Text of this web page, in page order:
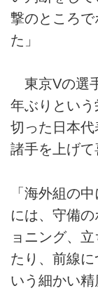
撃のところ
た」
東京Vの選
年ぶりとい
切った日本
諸手を上げて
「海外組の
には、守備
ョニング、
たり、前線
いう細かい